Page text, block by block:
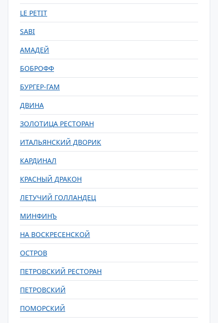
LE PETIT
SABI
АМАДЕЙ
БОБРОФФ
БУРГЕР-ГАМ
ДВИНА
ЗОЛОТИЦА РЕСТОРАН
ИТАЛЬЯНСКИЙ ДВОРИК
КАРДИНАЛ
КРАСНЫЙ ДРАКОН
ЛЕТУЧИЙ ГОЛЛАНДЕЦ
МИНФИНЪ
НА ВОСКРЕСЕНСКОЙ
ОСТРОВ
ПЕТРОВСКИЙ РЕСТОРАН
ПЕТРОВСКИЙ
ПОМОРСКИЙ